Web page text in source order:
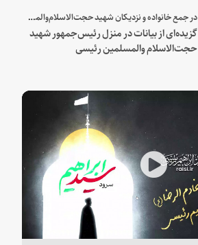
در جمع خانواده و نزدیکان شهید حجت‌الاسلام‌والمسلمین رئیسی:
گزیده‌ای از بیانات در منزل رئیس‌جمهور شهید
حجت‌الاسلام والمسلمین رئیسی
Play
Video